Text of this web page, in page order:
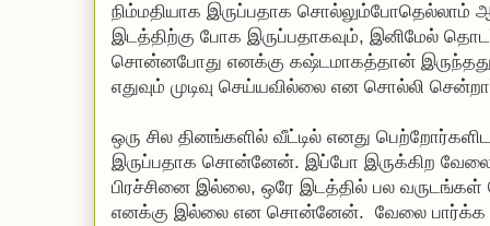
நிம்மதியாக இருப்பதாக சொல்லும்போதெல்லாம்
இடத்திற்கு போக இருப்பதாகவும், இனிமேல்
சொன்னபோது எனக்கு கஷ்டமாகத்தான் இருந்தது.
எதுவும் முடிவு செய்யவில்லை என சொல்லி
ஒரு சில தினங்களில் வீட்டில் எனது
இருப்பதாக சொன்னேன். இப்போ இருக்கிற
பிரச்சினை இல்லை, ஒரே இடத்தில் பல
எனக்கு இல்லை என சொன்னேன். வேலை பார்க்க